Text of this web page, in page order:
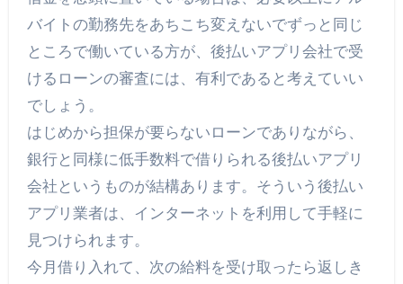
バイトの勤務先をあちこち変えないでずっと同じ
ところで働いている方が、後払いアプリ会社で受
けるローンの審査には、有利であると考えていい
でしょう。
はじめから担保が要らないローンでありながら、
銀行と同様に低手数料で借りられる後払いアプリ
会社というものが結構あります。そういう後払い
アプリ業者は、インターネットを利用して手軽に
見つけられます。
今月借り入れて、次の給料を受け取ったら返しき